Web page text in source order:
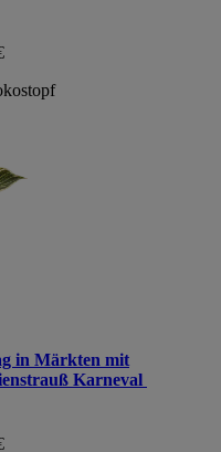
in Märkten mit
Karneval